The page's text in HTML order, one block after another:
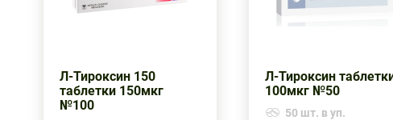
Л-Тироксин 150
таблетки 150мкг
№100
Л-Тироксин
100мкг №50
50 шт. в уп.